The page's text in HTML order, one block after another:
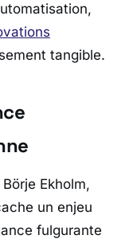
tangible.
Ekholm,
un enjeu
fulgurante